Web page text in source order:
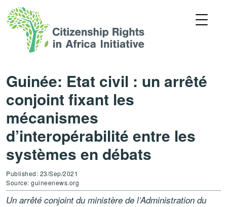
Guinée: Etat civil : un arrêté
conjoint fixant les
mécanismes
d’interopérabilité entre les
systèmes en débats
Published: 23/Sep/2021
Source: guineenews.org
Un arrêté conjoint du ministère de l’Administration du